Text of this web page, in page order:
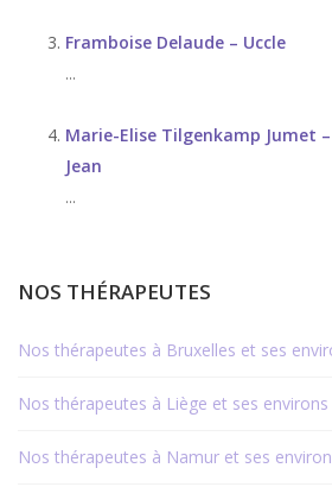
Framboise Delaude – Uccle
...
Marie-Elise Tilgenkamp Jumet
Jean
...
NOS THÉRAPEUTES
Nos thérapeutes à Bruxelles et ses
Nos thérapeutes à Liège et ses environs
Nos thérapeutes à Namur et ses